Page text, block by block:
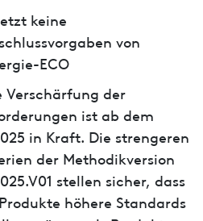
keine
von
ECO
Verschärfung der
ist ab dem
in Kraft. Die strengeren
der Methodikversion
stellen sicher, dass
höhere Standards